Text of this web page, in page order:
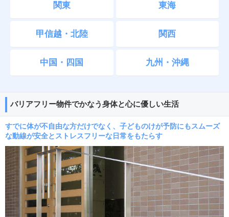
関東 東海
甲信越・北陸 関西
中国・四国 九州・沖縄
バリアフリー物件でかなう身体と心に優しい生活
すでに体が不自由な方だけでなく、子どものけが予防にもスムーズ
な動線が安全とストレスフリーな日常をもたらす